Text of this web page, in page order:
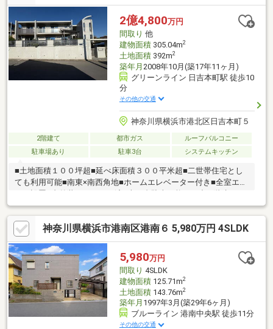
ご体感ください。●・・・○・・・●・・・○◇キッズコーナー完備
◇提携駐車場あり◇ご来店プレゼントあり◇
2億4,800万円
間取り 他
建物面積305.04m2
土地面積392m2
築年月 2008年10月(築17年11ヶ月)
グリーンライン 日吉本町駅 徒歩10
分
その他の交通
神奈川県横浜市港北区日吉本町５
2階建て 都市ガス
ルーフバルコニー
駐車場あり
駐車3台 システムキッチン
■土地面積１００坪超■延べ床面積３００平米超■二世帯住宅とし
ても利用可能■南東×南西角地■ホームエレベーター付き■全室エア
建築事務所の設計住宅
神奈川県横浜市港南区港南６ 5,980万円 4SLDK
5,980万円
間取り 4SLDK
建物面積125.71m2
土地面積143.76m2
築年月 1997年3月(築29年6ヶ月)
ブルーライン 港南中央駅 徒歩11分
その他の交通